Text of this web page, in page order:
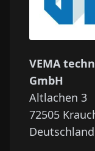
VEMA
GmbH
Altlachen 3
72505
Deutschland